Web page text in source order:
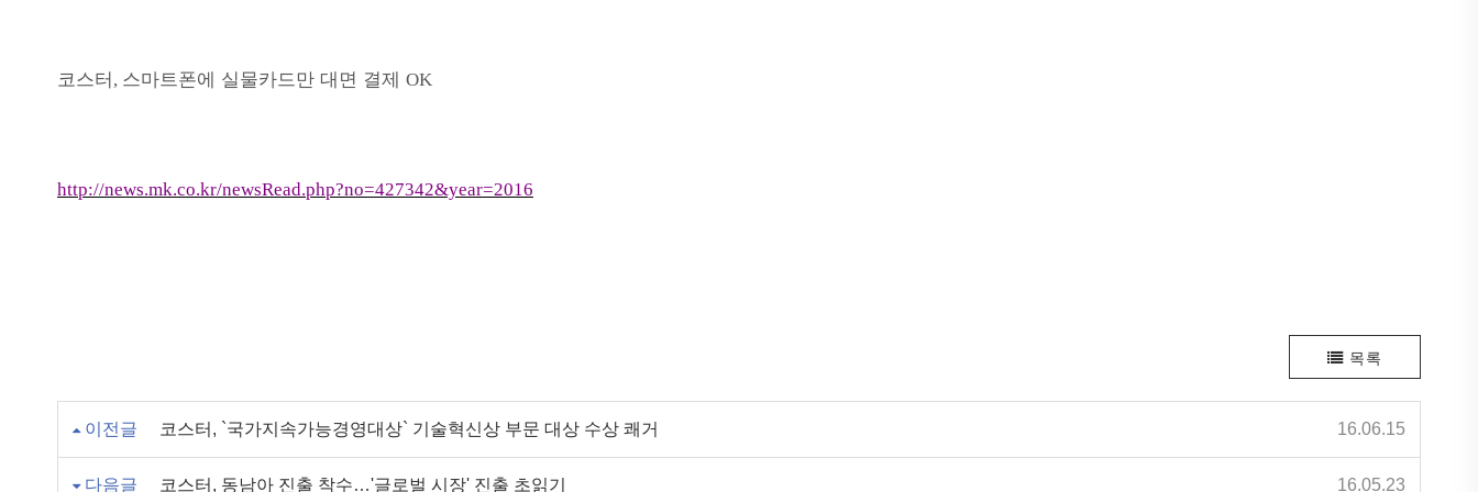
코스터 , 스마트폰에 실물카드만 대면 결제 OK
http://news.mk.co.kr/newsRead.php?no=427342&year=2016
목록
이전글 코스터, `국가지속가능경영대상` 기술혁신상 부문 대상 수상 쾌거 16.06.15
다음글 코스터, 동남아 진출 착수…'글로벌 시장' 진출 초읽기 16.05.23